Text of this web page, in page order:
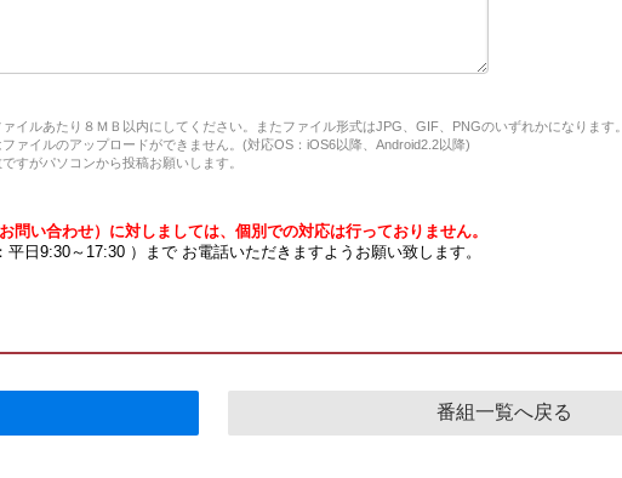
イルあたり８ＭＢ以内にしてください。またファイル形式はJPG、GIF、PNGのいずれかになります。
ァイルのアップロードができません。(対応OS：iOS6以降、Android2.2以降)
すがパソコンから投稿お願いします。
い合わせ）に対しましては、個別での対応は行っておりません。
日9:30～17:30 ）まで お電話いただきますようお願い致します。
番組一覧へ戻る